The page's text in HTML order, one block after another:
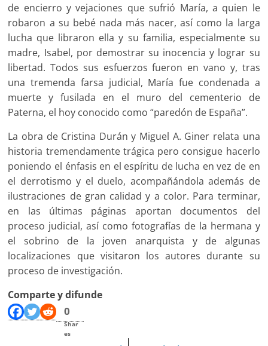
de encierro y vejaciones que sufrió María, a quien le
robaron a su bebé nada más nacer, así como la larga
lucha que libraron ella y su familia, especialmente su
madre, Isabel, por demostrar su inocencia y lograr su
libertad. Todos sus esfuerzos fueron en vano y, tras
una tremenda farsa judicial, María fue condenada a
muerte y fusilada en el muro del cementerio de
Paterna, el hoy conocido como “paredón de España”.
La obra de Cristina Durán y Miguel A. Giner relata una
historia tremendamente trágica pero consigue hacerlo
poniendo el énfasis en el espíritu de lucha en vez de en
el derrotismo y el duelo, acompañándola además de
ilustraciones de gran calidad y a color. Para terminar,
en las últimas páginas aportan documentos del
proceso judicial, así como fotografías de la hermana y
el sobrino de la joven anarquista y de algunas
localizaciones que visitaron los autores durante su
proceso de investigación.
Comparte y difunde
0
Shar
es